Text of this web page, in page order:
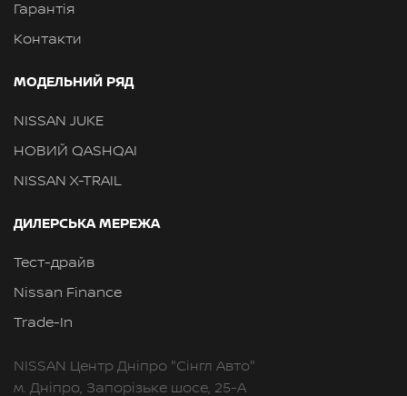
Гарантія
Контакти
МОДЕЛЬНИЙ РЯД
NISSAN JUKE
НОВИЙ QASHQAI
NISSAN X-TRAIL
ДИЛЕРСЬКА МЕРЕЖА
Тест-драйв
Nissan Finance
Trade-In
NISSAN Центр Дніпро "Сінгл Авто"
м. Дніпро, Запорізьке шосе, 25-А